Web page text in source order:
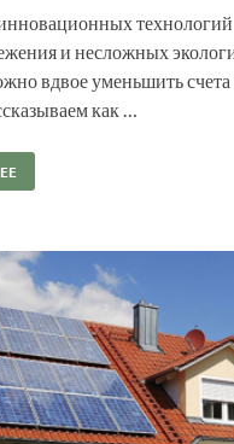
технологий
и несложных
вдвое уменьшить
как …